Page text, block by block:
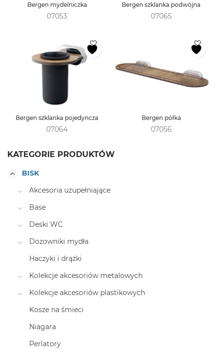
Bergen mydelniczka
07053
Bergen szklanka podwójna
07065
Bergen szklanka pojedyncza
07064
Bergen półka
07056
KATEGORIE PRODUKTÓW
BISK
Akcesoria uzupełniające
Base
Deski WC
Dozowniki mydła
Haczyki i drążki
Kolekcje akcesoriów metalowych
Kolekcje akcesoriów plastikowych
Kosze na śmieci
Niagara
Perlatory